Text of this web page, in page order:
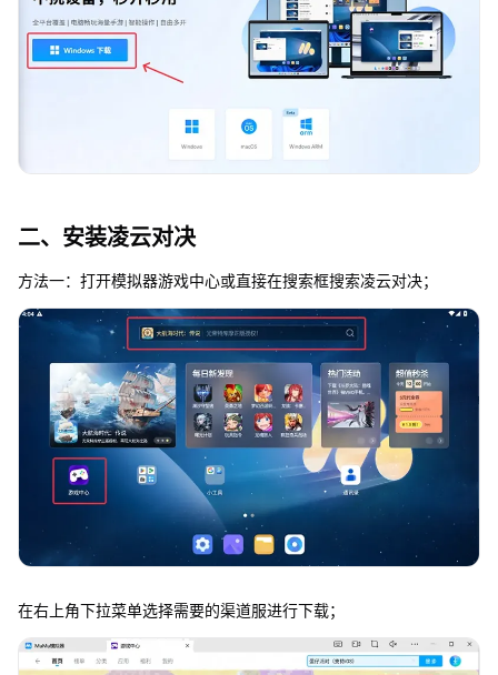
二、安装凌云对决
方法一：打开模拟器游戏中心或直接在搜索框搜索凌云对决；
在右上角下拉菜单选择需要的渠道服进行下载；